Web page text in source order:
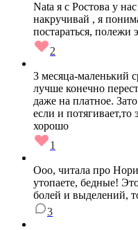
Nata я с Ростова у
накручивай , я
постараться, полежи
2
3 месяца-
лучше конечно
даже на платное.
если и
хорошо
1
Ооо, читала про
утопаете, бедные!
болей и выделений,
3